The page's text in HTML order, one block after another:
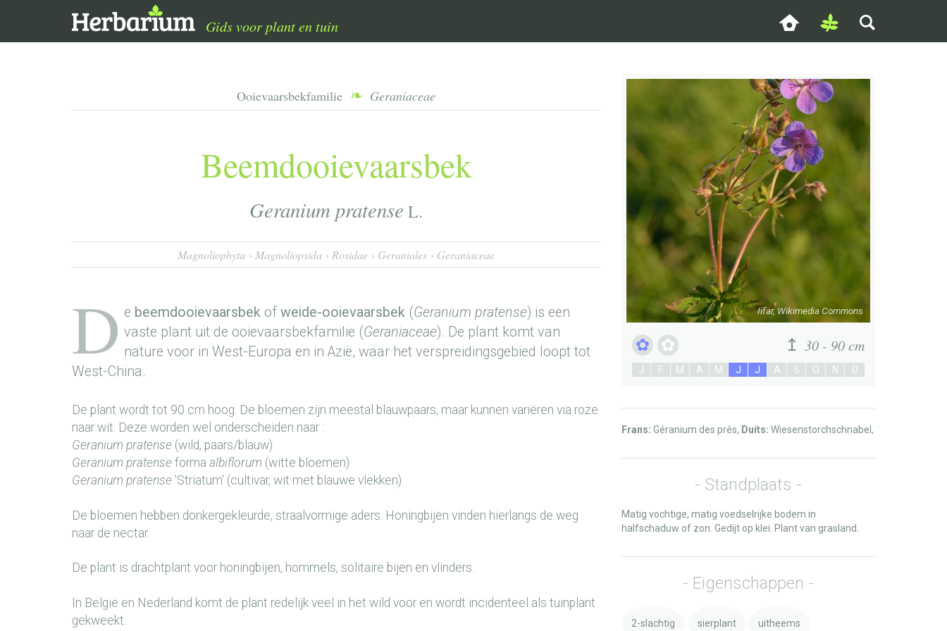
Gids voor plant en tuin
Ooievaarsbekfamilie Geraniaceae
Beemdooievaarsbek
Geranium pratense L.
Magnoliophyta Magnoliopsida Rosidae Geraniales Geraniaceae
Iifar, Wikimedia Commons
30 - 90 cm
J F M A M J J A S O N D
D e beemdooievaarsbekof weide-ooievaarsbek(Geranium pratense) is een
vaste plant uit de ooievaarsbekfamilie (Geraniaceae). De plant komt van
nature voor in West-Europa en in Azië, waar het verspreidingsgebied loopt tot
West-China.
De plant wordt tot 90 cm hoog. De bloemen zijn meestal blauwpaars, maar kunnen variëren via roze
naar wit. Deze worden wel onderscheiden naar :
Geranium pratense (wild, paars/blauw)
Geranium pratense forma albiflorum (witte bloemen)
Geranium pratense 'Striatum' (cultivar, wit met blauwe vlekken)
De bloemen hebben donkergekleurde, straalvormige aders. Honingbijen vinden hierlangs de weg
naar de nectar.
De plant is drachtplant voor honingbijen, hommels, solitaire bijen en vlinders.
In België en Nederland komt de plant redelijk veel in het wild voor en wordt incidenteel als tuinplant
gekweekt.
Frans: Géranium des prés, Duits: Wiesenstorchschnabel,
Standplaats
Matig vochtige, matig voedselrijke bodem in
halfschaduw of zon. Gedijt op klei. Plant van grasland.
Eigenschappen
2-slachtig sierplant uitheems